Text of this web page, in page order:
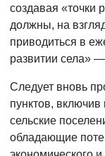
создавая «точки
должны, на
приводиться в
развитии села»
Следует вновь
пунктов,
сельские
обладающие